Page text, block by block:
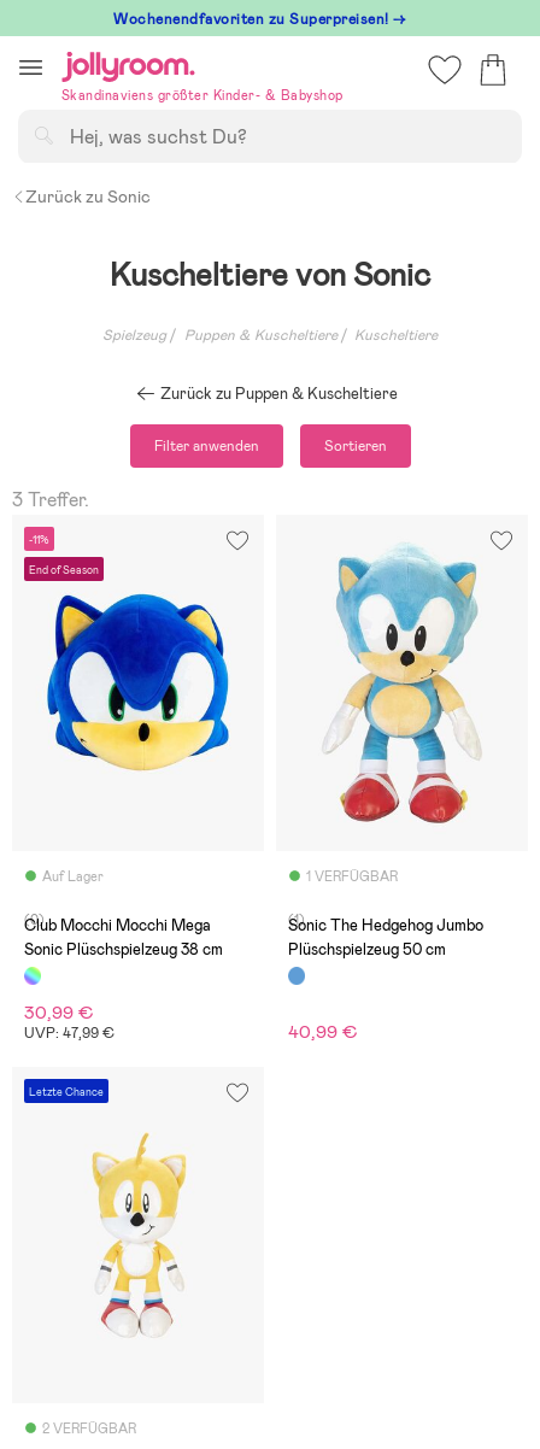
till
innehållet
Wochenendfavoriten zu Superpreisen! →
Skandinaviens größter Kinder- & Babyshop
Zurück zu Sonic
Kuscheltiere von Sonic
Spielzeug Puppen & Kuscheltiere Kuscheltiere
Zurück zu Puppen & Kuscheltiere
Filter anwenden Sortieren
3 Treffer.
-11%
End of Season
Auf Lager
(0)
Club Mocchi Mocchi Mega
Sonic Plüschspielzeug 38 cm
30,99 €
UVP: 47,99 €
1 VERFÜGBAR
(1)
Sonic The Hedgehog Jumbo
Plüschspielzeug 50 cm
40,99 €
Letzte Chance
2 VERFÜGBAR